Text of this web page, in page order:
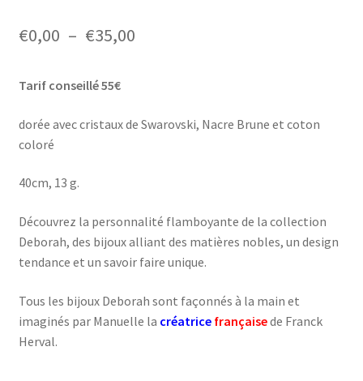
€0,00 – €35,00Plage
€0,00
Tarif conseillé 55€
dorée avec cristaux de Swarovski, Nacre Brune et coton
coloré
40cm, 13 g.
Découvrez la personnalité flamboyante de la collection
Deborah, des bijoux alliant des matières nobles, un design
tendance et un savoir faire unique.
Tous les bijoux Deborah sont façonnés à la main et
imaginés par Manuelle la créatrice françaisede Franck
Herval.